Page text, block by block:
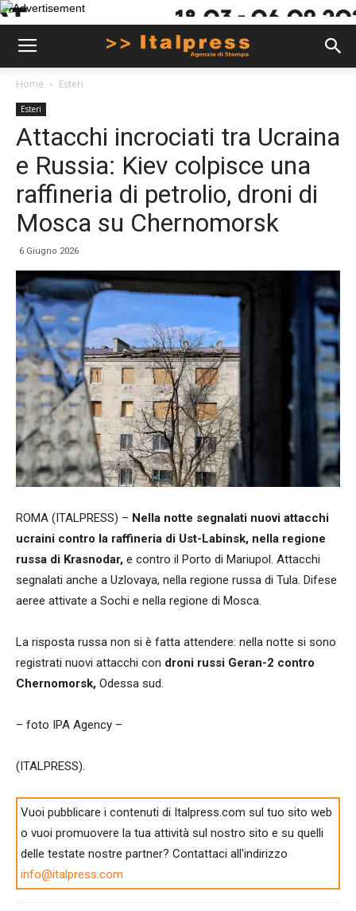
Home Esteri
Esteri
Attacchi incrociati tra Ucraina
e Russia: Kiev colpisce una
raffineria di petrolio, droni di
Mosca su Chernomorsk
6 Giugno 2026
ROMA (ITALPRESS) – Nella notte segnalati nuovi attacchi
ucraini contro la raffineria di Ust-Labinsk, nella regione
russa di Krasnodar, e contro il Porto di Mariupol. Attacchi
segnalati anche a Uzlovaya, nella regione russa di Tula. Difese
aeree attivate a Sochi e nella regione di Mosca.
La risposta russa non si è fatta attendere: nella notte si sono
registrati nuovi attacchi con droni russi Geran-2 contro
Chernomorsk, Odessa sud.
– foto IPA Agency –
(ITALPRESS).
Vuoi pubblicare i contenuti di Italpress.com sul tuo sito web
o vuoi promuovere la tua attività sul nostro sito e su quelli
delle testate nostre partner? Contattaci all'indirizzo
info@italpress.com